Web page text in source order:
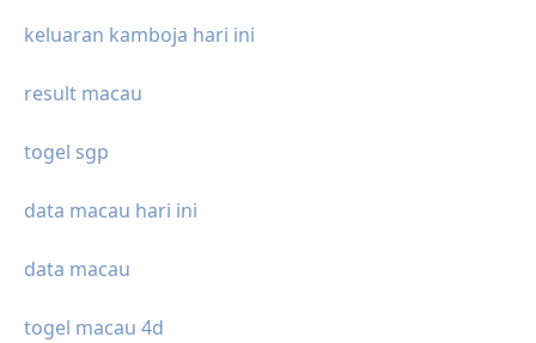
keluaran kamboja hari ini
result macau
togel sgp
data macau hari ini
data macau
togel macau 4d